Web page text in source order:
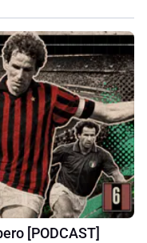
[PODCAST]